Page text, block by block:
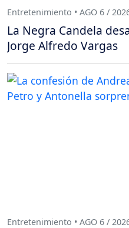
Entretenimiento • AGO 6 /
La Negra Candela
Jorge Alfredo Vargas
Entretenimiento • AGO 6 /